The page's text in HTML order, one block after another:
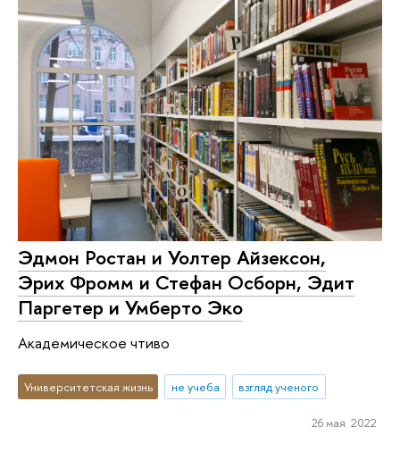
Эдмон Ростан и Уолтер Айзексон,
Эрих Фромм и Стефан Осборн, Эдит
Паргетер и Умберто Эко
Академическое чтиво
Университетская жизнь не учеба взгляд ученого
26 мая 2022